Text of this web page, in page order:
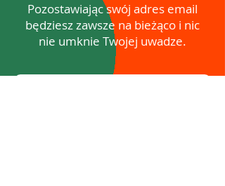
Pozostawiając swój adres email
będziesz zawsze na bieżąco i nic
nie umknie Twojej uwadze.